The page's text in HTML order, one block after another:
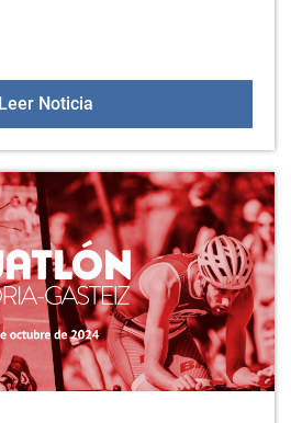
Leer NoticiaVoces en red